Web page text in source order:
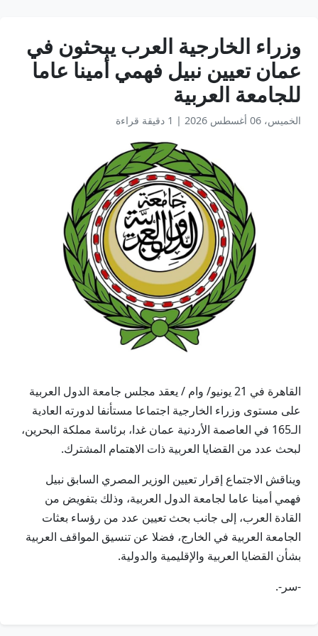
وزراء الخارجية العرب يبحثون في
عمان تعيين نبيل فهمي أمينا عاما
للجامعة العربية
الخميس، 06 أغسطس 2026 | 1 دقيقة قراءة
القاهرة في 21 يونيو/ وام / يعقد مجلس جامعة الدول العربية
على مستوى وزراء الخارجية اجتماعا مستأنفا لدورته العادية
الـ165 في العاصمة الأردنية عمان غدا، برئاسة مملكة البحرين،
لبحث عدد من القضايا العربية ذات الاهتمام المشترك.
ويناقش الاجتماع إقرار تعيين الوزير المصري السابق نبيل
فهمي أمينا عاما لجامعة الدول العربية، وذلك بتفويض من
القادة العرب، إلى جانب بحث تعيين عدد من رؤساء بعثات
الجامعة العربية في الخارج، فضلا عن تنسيق المواقف العربية
بشأن القضايا العربية والإقليمية والدولية.
-سر-.